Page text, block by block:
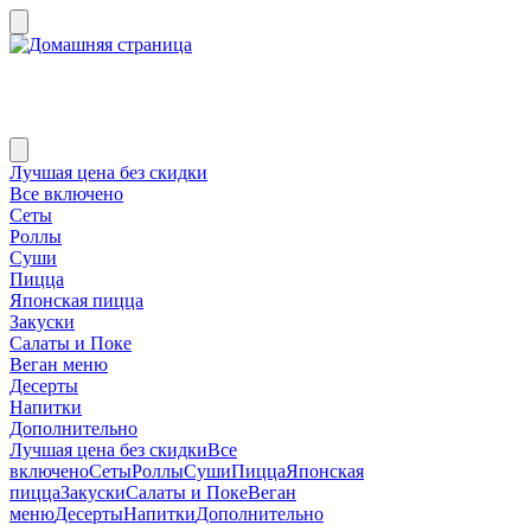
Лучшая цена без скидки
Все включено
Сеты
Роллы
Суши
Пицца
Японская пицца
Закуски
Салаты и Поке
Веган меню
Десерты
Напитки
Дополнительно
Лучшая цена без скидкиВсе
включеноСетыРоллыСушиПиццаЯпонская
пиццаЗакускиСалаты и ПокеВеган
менюДесертыНапиткиДополнительно